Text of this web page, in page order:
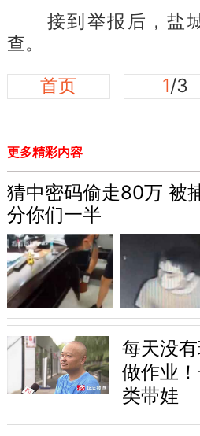
接到举报后，盐城
查。
首页
1/3
更多精彩内容
猜中密码偷走80万 被
分你们一半
每天没
做作业
类带娃